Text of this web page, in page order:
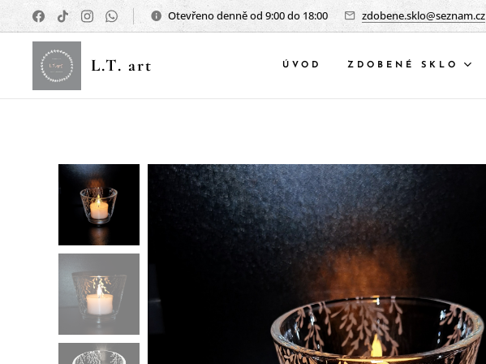
Otevřeno denně od 9:00 do 18:00 zdobene.sklo@seznam.cz
L.T. art ÚVOD ZDOBENÉ SKLO